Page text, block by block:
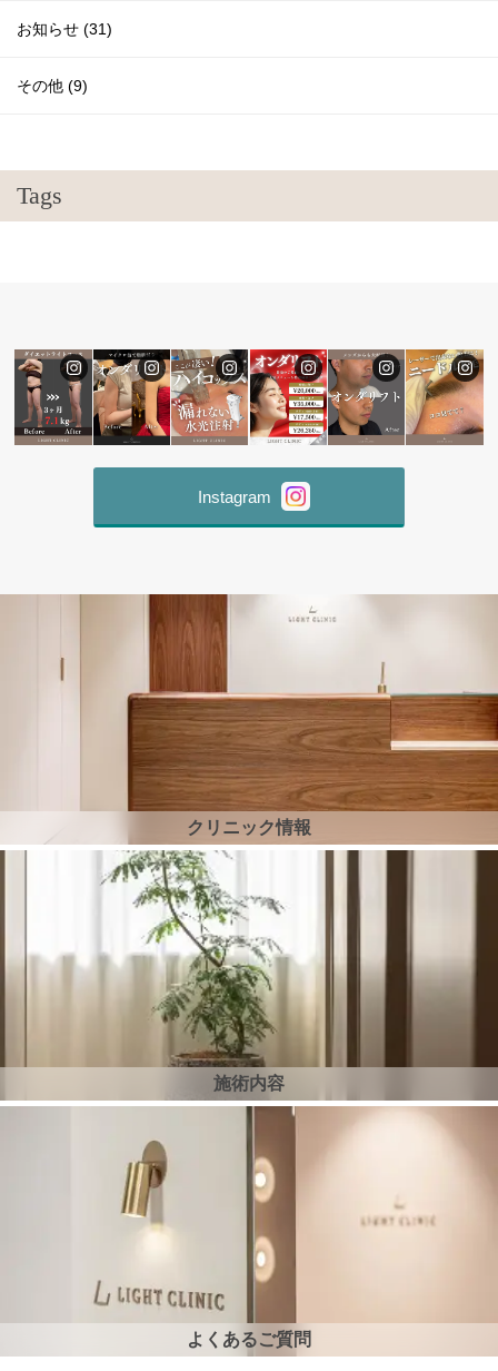
お知らせ (31)
その他 (9)
Tags
Instagram
クリニック情報
施術内容
よくあるご質問